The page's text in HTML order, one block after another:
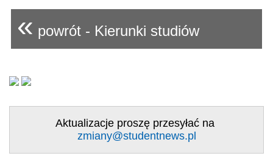
« powrót - Kierunki studiów
Aktualizacje proszę przesyłać na
zmiany@studentnews.pl